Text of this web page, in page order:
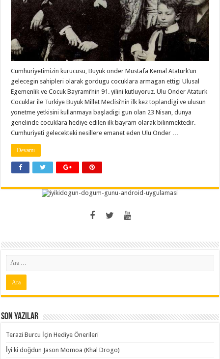
Cumhuriyetimizin kurucusu, Buyuk onder Mustafa Kemal Ataturk’un
gelecegin sahipleri olarak gordugu cocuklara armagan ettigi Ulusal
Egemenlik ve Cocuk Bayrami’nin 91. yilini kutluyoruz. Ulu Onder Ataturk
Cocuklar ile Turkiye Buyuk Millet Meclisi’nin ilk kez toplandigi ve ulusun
yonetme yetkisini kullanmaya başladigi gun olan 23 Nisan, dunya
genelinde cocuklara hediye edilen ilk bayram olarak bilinmektedir.
Cumhuriyeti gelecekteki nesillere emanet eden Ulu Onder …
Devamı
Son Yazılar
Terazi Burcu İçin Hediye Önerileri
İyi ki doğdun Jason Momoa (Khal Drogo)